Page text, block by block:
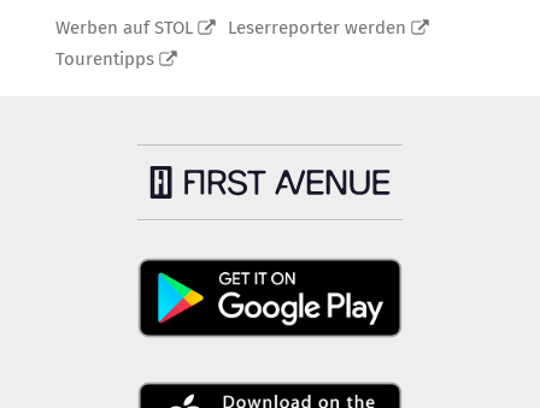
Werben auf STOL
Leserreporter werden
Tourentipps